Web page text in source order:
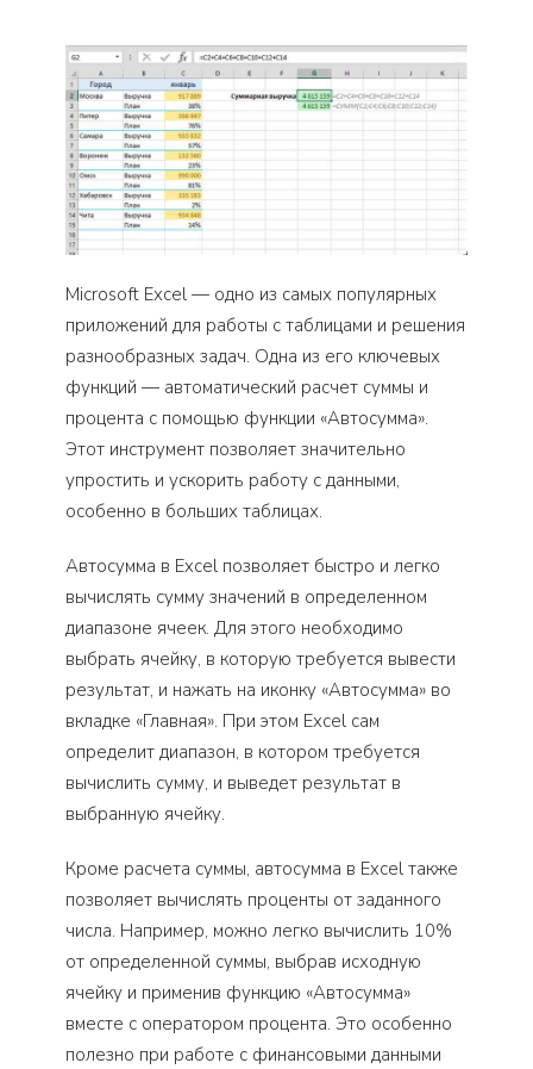
Microsoft Excel — одно из самых популярных
приложений для работы с таблицами и решения
разнообразных задач. Одна из его ключевых
функций — автоматический расчет суммы и
процента с помощью функции «Автосумма».
Этот инструмент позволяет значительно
упростить и ускорить работу с данными,
особенно в больших таблицах.
Автосумма в Excel позволяет быстро и легко
вычислять сумму значений в определенном
диапазоне ячеек. Для этого необходимо
выбрать ячейку, в которую требуется вывести
результат, и нажать на иконку «Автосумма» во
вкладке «Главная». При этом Excel сам
определит диапазон, в котором требуется
вычислить сумму, и выведет результат в
выбранную ячейку.
Кроме расчета суммы, автосумма в Excel также
позволяет вычислять проценты от заданного
числа. Например, можно легко вычислить 10%
от определенной суммы, выбрав исходную
ячейку и применив функцию «Автосумма»
вместе с оператором процента. Это особенно
полезно при работе с финансовыми данными